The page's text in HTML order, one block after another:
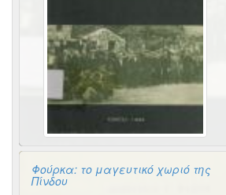
Φούρκα: το μαγευτικό χωριό της
Πίνδου